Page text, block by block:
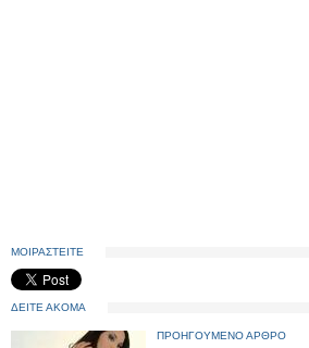
ΜΟΙΡΑΣΤΕΙΤΕ
ΔΕΙΤΕ ΑΚΟΜΑ
ΠΡΟΗΓΟΥΜΕΝΟ ΑΡΘΡΟ